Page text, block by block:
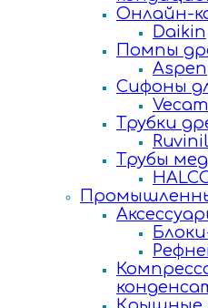
Онлайн-
Daikin
Помпы
Aspen
Сифоны
Vecam
Трубки
Ruvinil
Трубы